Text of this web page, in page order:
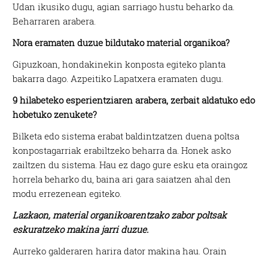
Udan ikusiko dugu, agian sarriago hustu beharko da.
Beharraren arabera.
Nora eramaten duzue bildutako material organikoa?
Gipuzkoan, hondakinekin konposta egiteko planta
bakarra dago. Azpeitiko Lapatxera eramaten dugu.
9 hilabeteko esperientziaren arabera, zerbait aldatuko edo
hobetuko zenukete?
Bilketa edo sistema erabat baldintzatzen duena poltsa
konpostagarriak erabiltzeko beharra da. Honek asko
zailtzen du sistema. Hau ez dago gure esku eta oraingoz
horrela beharko du, baina ari gara saiatzen ahal den
modu errezenean egiteko.
Lazkaon, material organikoarentzako zabor poltsak
eskuratzeko makina jarri duzue.
Aurreko galderaren harira dator makina hau. Orain